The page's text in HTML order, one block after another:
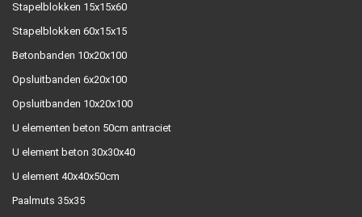
Stapelblokken 15x15x60
Stapelblokken 60x15x15
Betonbanden 10x20x100
Opsluitbanden 6x20x100
Opsluitbanden 10x20x100
U elementen beton 50cm antraciet
U element beton 30x30x40
U element 40x40x50cm
Paalmuts 35x35